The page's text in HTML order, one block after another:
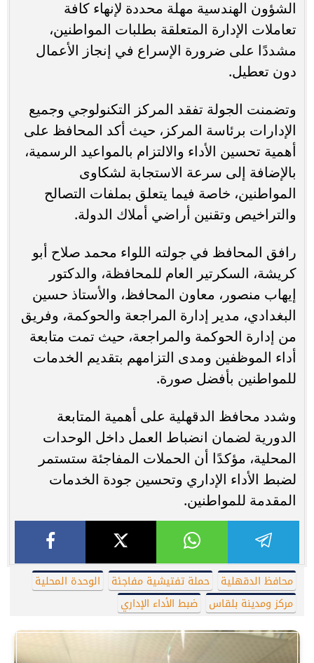
الشؤون الهندسية مهلة محددة لإنهاء كافة
تعاملات الإدارة المتعلقة بطلبات المواطنين،
مشددًا على ضرورة الإسراع في إنجاز الأعمال
دون تعطيل.
وتضمنت الجولة تفقد المركز التكنولوجي وجميع
الإدارات برئاسة المركز، حيث أكد المحافظ على
أهمية تحسين الأداء والالتزام بالمواعيد الرسمية،
بالإضافة إلى سرعة الاستجابة لشكاوى
المواطنين، خاصة فيما يتعلق بملفات التصالح
والتراخيص وتقنين أراضي أملاك الدولة.
رافق المحافظ في جولته اللواء محمد صلاح أبو
كريشة، السكرتير العام للمحافظة، والدكتور
إيهاب منصور، معاون المحافظ، والأستاذ حسين
البغدادي، مدير إدارة المراجعة والحوكمة، وفريق
من إدارة الحوكمة والمراجعة، حيث تمت متابعة
أداء الموظفين ومدى التزامهم بتقديم الخدمات
للمواطنين بأفضل صورة.
وشدد محافظ الدقهلية على أهمية المتابعة
الدورية لضمان انضباط العمل داخل الوحدات
المحلية، مؤكدًا أن الحملات المفاجئة ستستمر
لضبط الأداء الإداري وتحسين جودة الخدمات
المقدمة للمواطنين.
محافظ الدقهلية حملة تفتيشية مفاجئة
الوحدة المحلية
مركز ومدينة بلقاس
ضبط الأداء الإداري